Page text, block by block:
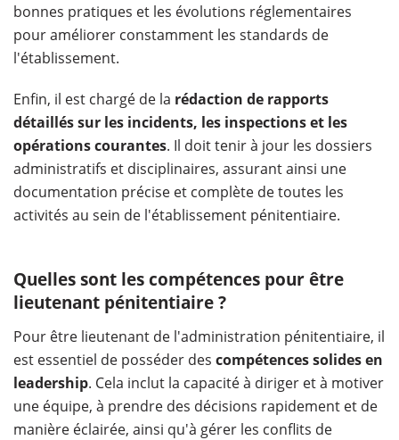
bonnes pratiques et les évolutions réglementaires
pour améliorer constamment les standards de
l'établissement.
Enfin, il est chargé de la rédaction de rapports
détaillés sur les incidents, les inspections et les
opérations courantes. Il doit tenir à jour les dossiers
administratifs et disciplinaires, assurant ainsi une
documentation précise et complète de toutes les
activités au sein de l'établissement pénitentiaire.
Quelles sont les compétences pour être
lieutenant pénitentiaire ?
Pour être lieutenant de l'administration pénitentiaire, il
est essentiel de posséder des compétences solides en
leadership. Cela inclut la capacité à diriger et à motiver
une équipe, à prendre des décisions rapidement et de
manière éclairée, ainsi qu'à gérer les conflits de